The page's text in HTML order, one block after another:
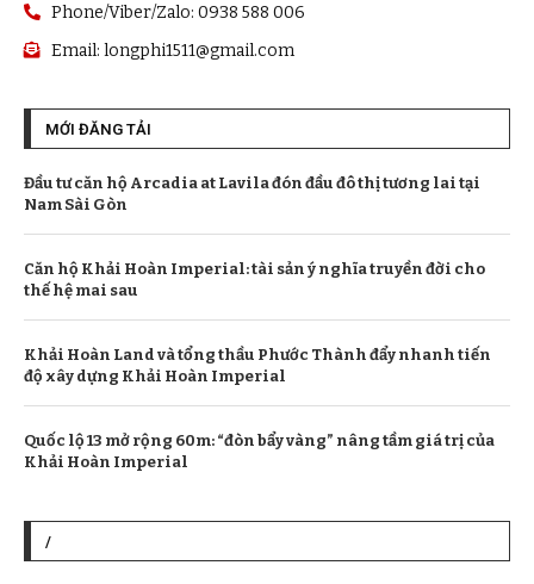
Phone/Viber/Zalo: 0938 588 006
Email: longphi1511@gmail.com
MỚI ĐĂNG TẢI
Đầu tư căn hộ Arcadia at Lavila đón đầu đô thị tương lai tại
Nam Sài Gòn
Căn hộ Khải Hoàn Imperial: tài sản ý nghĩa truyền đời cho
thế hệ mai sau
Khải Hoàn Land và tổng thầu Phước Thành đẩy nhanh tiến
độ xây dựng Khải Hoàn Imperial
Quốc lộ 13 mở rộng 60m: “đòn bẩy vàng” nâng tầm giá trị của
Khải Hoàn Imperial
/